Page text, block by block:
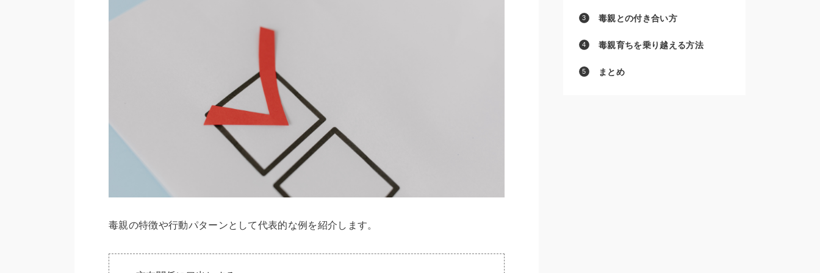
毒親の特徴や行動パターンとして代表的な例を紹介します。
毒親との付き合い方
毒親育ちを乗り越える方法
まとめ